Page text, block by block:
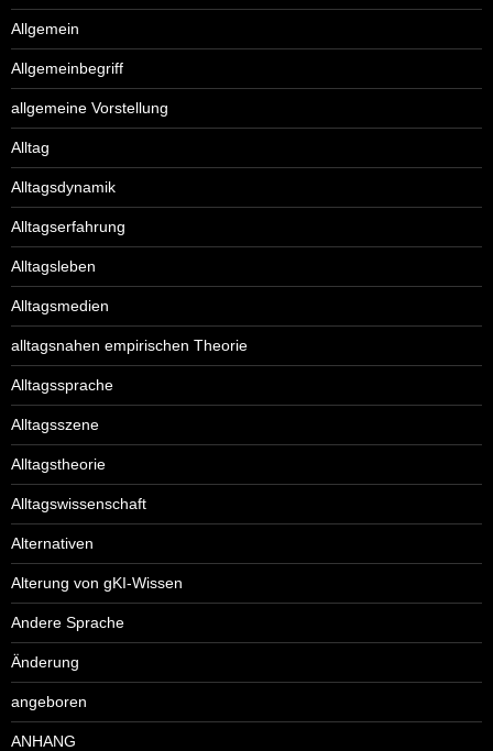
Allgemein
Allgemeinbegriff
allgemeine Vorstellung
Alltag
Alltagsdynamik
Alltagserfahrung
Alltagsleben
Alltagsmedien
alltagsnahen empirischen Theorie
Alltagssprache
Alltagsszene
Alltagstheorie
Alltagswissenschaft
Alternativen
Alterung von gKI-Wissen
Andere Sprache
Änderung
angeboren
ANHANG